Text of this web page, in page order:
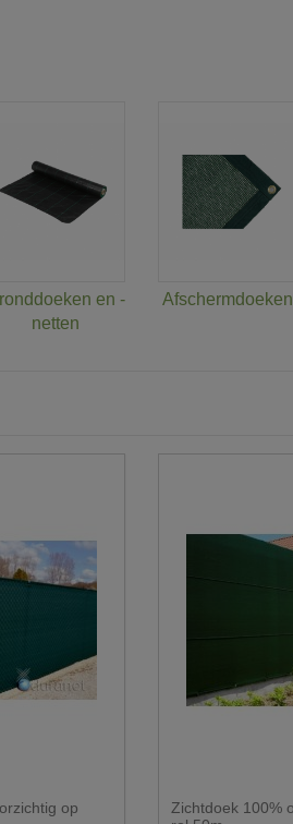
en -
netten
Afschermdoeken
op
Zichtdoek 100%